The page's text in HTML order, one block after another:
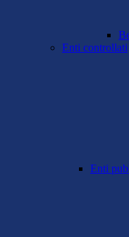
Enti controllati
Enti